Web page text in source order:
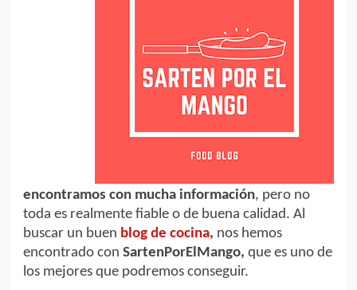
encontramos con mucha información, pero no
toda es realmente fiable o de buena calidad. Al
buscar un buen blog de cocina, nos hemos
encontrado con SartenPorElMango, que es uno de
los mejores que podremos conseguir.